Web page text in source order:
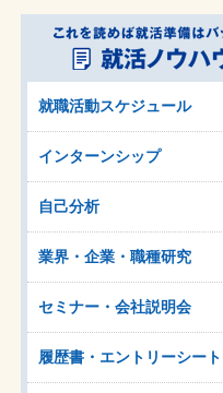
就職活動スケジュール
インターンシップ
自己分析
業界・企業・職種研究
セミナー・会社説明会
履歴書・エントリーシート